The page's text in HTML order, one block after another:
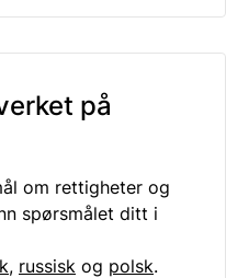
på
om rettigheter og
spørsmålet ditt i
, russisk og polsk.